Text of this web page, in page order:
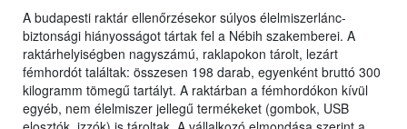
A budapesti raktár ellenőrzésekor súlyos élelmiszerlánc-
biztonsági hiányosságot tártak fel a Nébih szakemberei. A
raktárhelyiségben nagyszámú, raklapokon tárolt, lezárt
fémhordót találtak: összesen 198 darab, egyenként bruttó 300
kilogramm tömegű tartályt. A raktárban a fémhordókon kívül
egyéb, nem élelmiszer jellegű termékeket (gombok, USB